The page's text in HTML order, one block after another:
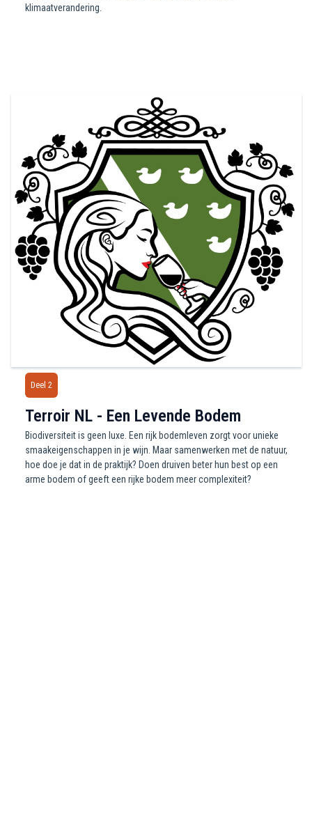
klimaatverandering.
Deel 2
Terroir NL - Een Levende Bodem
Biodiversiteit is geen luxe. Een rijk bodemleven zorgt voor unieke
smaakeigenschappen in je wijn. Maar samenwerken met de natuur,
hoe doe je dat in de praktijk? Doen druiven beter hun best op een
arme bodem of geeft een rijke bodem meer complexiteit?